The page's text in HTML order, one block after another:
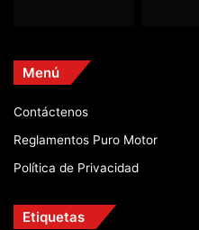
Menú
Contáctenos
Reglamentos Puro Motor
Política de Privacidad
Etiquetas